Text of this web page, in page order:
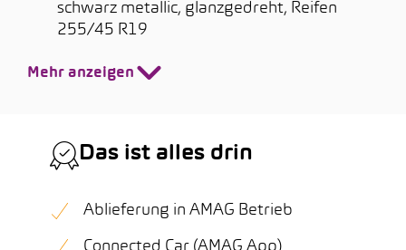
schwarz metallic, glanzgedreht, Reifen
255/45 R19
Mehr anzeigen
Das ist alles drin
Ablieferung in AMAG Betrieb
Connected Car (AMAG App)